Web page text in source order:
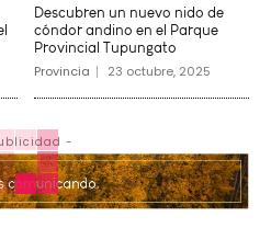
Descubren un nuevo nido de
cóndor andino en el Parque
Provincial Tupungato
Provincia 23 octubre, 2025
-